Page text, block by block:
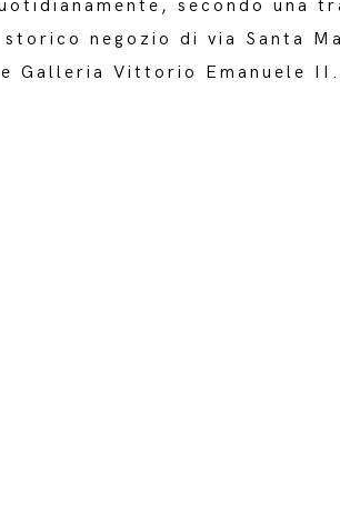
secondo una
negozio di via Santa
Galleria Vittorio Emanuele II.